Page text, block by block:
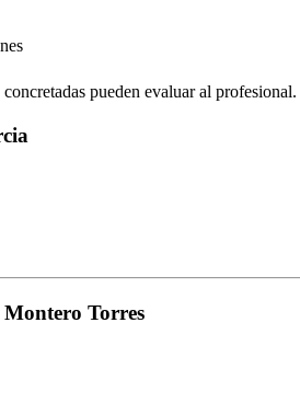
pueden evaluar al profesional.
Torres